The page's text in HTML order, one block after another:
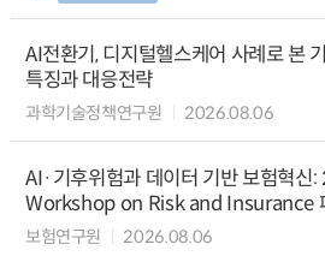
AI전환기, 디지털헬스케어 사례로 본
특징과 대응전략
과학기술정책연구원 2026.08.06
AI·기후위험과 데이터 기반 보험혁
Workshop on Risk and Insurance
보험연구원 2026.08.06